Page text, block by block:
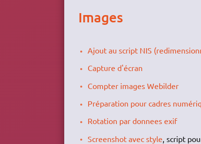
Images
Ajout au script NIS
Capture d'écran
Compter images Webilder
Préparation pour cadres
Rotation par donnees exif
Screenshot avec style , script